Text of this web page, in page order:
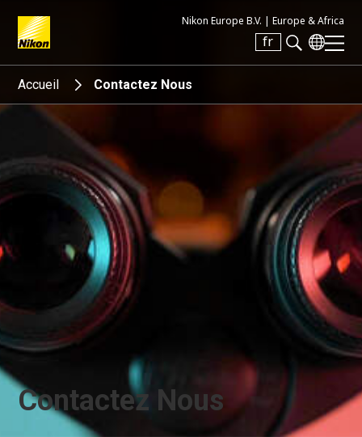
Nikon Europe B.V. | Europe & Africa
fr
Search keyword(s)
Accueil Contactez Nous
Contactez Nous